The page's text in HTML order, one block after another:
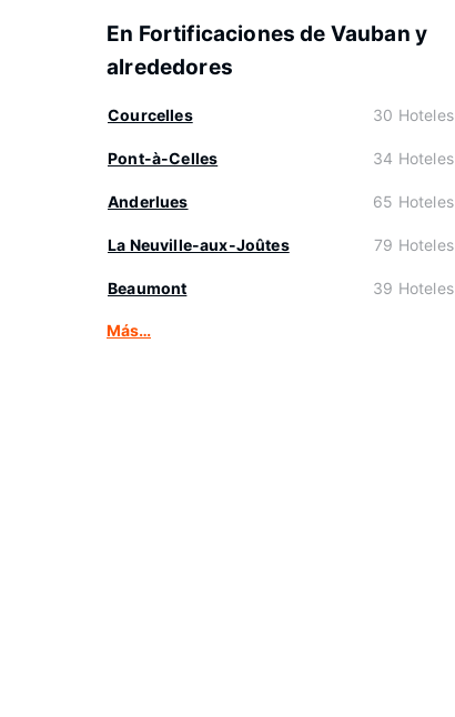
En Fortificaciones de Vauban y
alrededores
Courcelles 30 Hoteles
Pont-à-Celles 34 Hoteles
Anderlues 65 Hoteles
La Neuville-aux-Joûtes 79 Hoteles
Beaumont 39 Hoteles
Más…